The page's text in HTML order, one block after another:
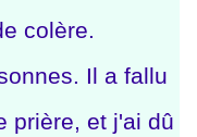
colère.
Il a fallu
prière, et j'ai dû